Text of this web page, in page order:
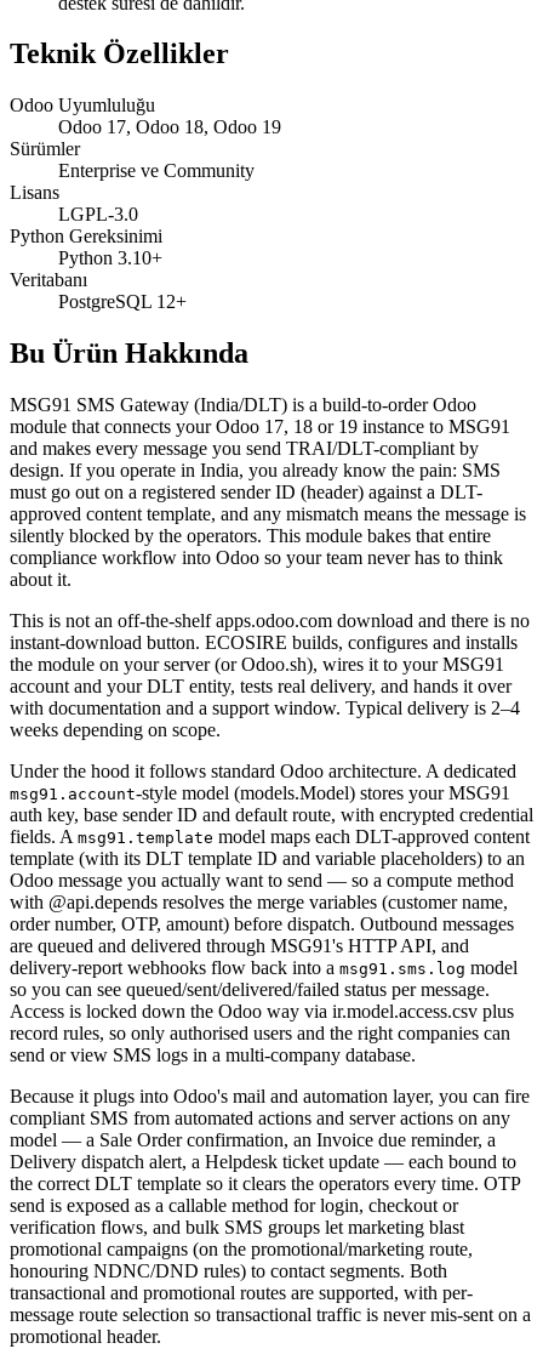
Teknik Özellikler
Odoo Uyumluluğu
Odoo 17, Odoo 18, Odoo 19
Sürümler
Enterprise ve Community
Lisans
LGPL-3.0
Python Gereksinimi
Python 3.10+
Veritabanı
PostgreSQL 12+
Bu Ürün Hakkında
MSG91 SMS Gateway (India/DLT) is a build-to-order Odoo
module that connects your Odoo 17, 18 or 19 instance to MSG91
and makes every message you send TRAI/DLT-compliant by
design. If you operate in India, you already know the pain: SMS
must go out on a registered sender ID (header) against a DLT-
approved content template, and any mismatch means the message is
silently blocked by the operators. This module bakes that entire
compliance workflow into Odoo so your team never has to think
about it.
This is not an off-the-shelf apps.odoo.com download and there is no
instant-download button. ECOSIRE builds, configures and installs
the module on your server (or Odoo.sh), wires it to your MSG91
account and your DLT entity, tests real delivery, and hands it over
with documentation and a support window. Typical delivery is 2–4
weeks depending on scope.
Under the hood it follows standard Odoo architecture. A dedicated
msg91.account-style model (models.Model) stores your MSG91
auth key, base sender ID and default route, with encrypted credential
fields. A msg91.template model maps each DLT-approved content
template (with its DLT template ID and variable placeholders) to an
Odoo message you actually want to send — so a compute method
with @api.depends resolves the merge variables (customer name,
order number, OTP, amount) before dispatch. Outbound messages
are queued and delivered through MSG91's HTTP API, and
delivery-report webhooks flow back into a msg91.sms.log model
so you can see queued/sent/delivered/failed status per message.
Access is locked down the Odoo way via ir.model.access.csv plus
record rules, so only authorised users and the right companies can
send or view SMS logs in a multi-company database.
Because it plugs into Odoo's mail and automation layer, you can fire
compliant SMS from automated actions and server actions on any
model — a Sale Order confirmation, an Invoice due reminder, a
Delivery dispatch alert, a Helpdesk ticket update — each bound to
the correct DLT template so it clears the operators every time. OTP
send is exposed as a callable method for login, checkout or
verification flows, and bulk SMS groups let marketing blast
promotional campaigns (on the promotional/marketing route,
honouring NDNC/DND rules) to contact segments. Both
transactional and promotional routes are supported, with per-
message route selection so transactional traffic is never mis-sent on a
promotional header.